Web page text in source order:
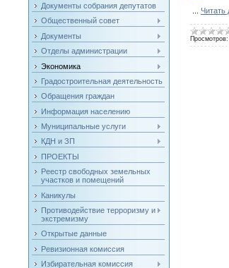
Документы собрания депутатов
Общественный совет
Документы
Отделы администрации
Экономика
Градостроительная деятельность
Обращения граждан
Информация населению
Муниципальные услуги
КДН и ЗП
ПРОЕКТЫ
Реестр свободных земельных
участков и помещений
Каникулы
Противодействие терроризму и
экстремизму
Открытые данные
Ревизионная комиссия
Избирательная комиссия
Читать
Просмотров: